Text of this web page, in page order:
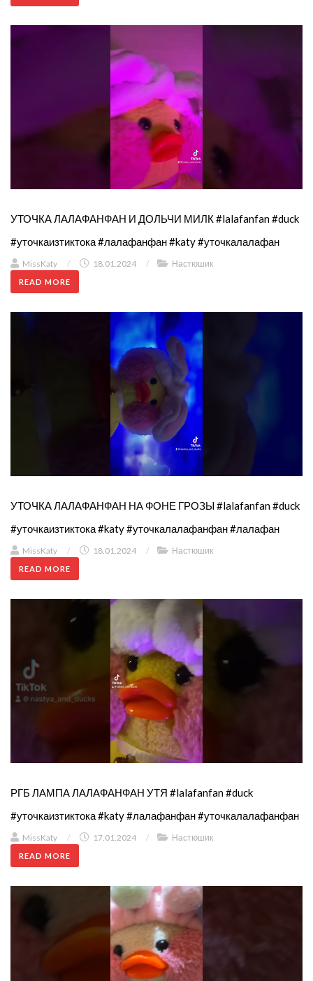
УТОЧКА ЛАЛАФАНФАН И ДОЛЬЧИ МИЛК #lalafanfan #duck
#уточкаизтиктока #лалафанфан #katy #уточкалалафан
MissKaty / 18.01.2024 / Настюшик
READ MORE
УТОЧКА ЛАЛАФАНФАН НА ФОНЕ ГРОЗЫ #lalafanfan #duck
#уточкаизтиктока #katy #уточкалалафанфан #лалафан
MissKaty / 18.01.2024 / Настюшик
READ MORE
РГБ ЛАМПА ЛАЛАФАНФАН УТЯ #lalafanfan #duck
#уточкаизтиктока #katy #лалафанфан #уточкалалафанфан
MissKaty / 17.01.2024 / Настюшик
READ MORE